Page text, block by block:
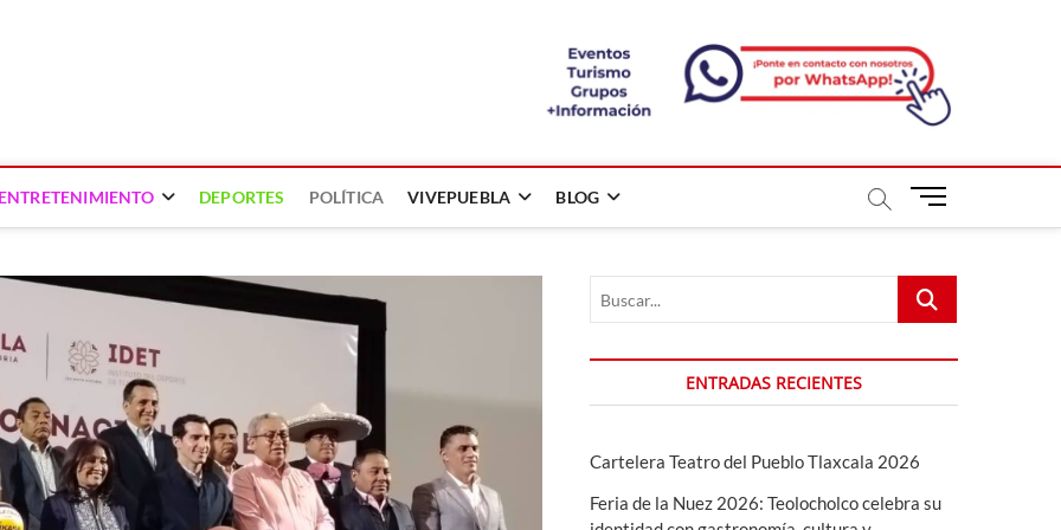
ENTRETENIMIENTO DEPORTES POLÍTICA VIVEPUEBLA BLOG
B
ó
n
d
e
Buscar...
ENTRADAS RECIENTES
Cartelera Teatro del Pueblo Tlaxcala 2026
Feria de la Nuez 2026: Teolocholco celebra su